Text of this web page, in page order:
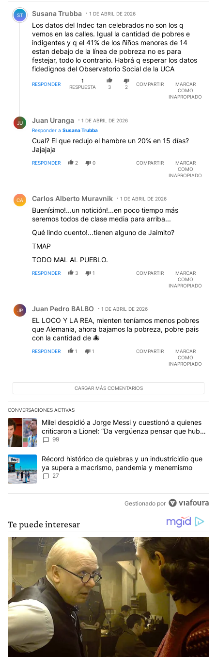
Comentario de Susana Trubba.
ST Susana Trubba 1 DE ABRIL DE 2026
Los datos del Indec tan celebrados no son los q
vemos en las calles. Igual la cantidad de pobres e
indigentes y q el 41% de los ñiños menores de 14
estan debajo de la línea de pobreza no es para
festejar, todo lo contrario. Habrá q esperar los datos
fidedignos del Observatorio Social de la UCA
RESPONDER
1
RESPUESTA
3 2
COMPARTIR
MARCAR
COMO
INAPROPIADO
JU Juan Uranga
1 DE ABRIL DE 2026
Responder a Susana Trubba
Cual? El que redujo el hambre un 20% en 15 días?
Jajajaja
RESPONDER 2 0 COMPARTIR
MARCAR
COMO
INAPROPIADO
CA Carlos Alberto Muravnik 1 DE ABRIL DE 2026
Buenísimo!...un notición!...en poco tiempo más
seremos todos de clase media para arriba...
Qué lindo cuento!...tienen alguno de Jaimito?
TMAP
TODO MAL AL PUEBLO.
RESPONDER 3 1 COMPARTIR
MARCAR
COMO
INAPROPIADO
JP Juan Pedro BALBO 1 DE ABRIL DE 2026
EL LOCO Y LA REA, mienten teníamos menos pobres
que Alemania, ahora bajamos la pobreza, pobre pais
con la cantidad de 🐙
RESPONDER 1 1 COMPARTIR
MARCAR
COMO
INAPROPIADO
CARGAR MÁS COMENTARIOS
CONVERSACIONES ACTIVAS
Este listado muestra los artículos con más comentarios en los
Un artículo de tendencia con el título "Milei despidió a Jorge
Milei despidió a Jorge Messi y cuestionó a quienes
criticaron a Lionel: “Da vergüenza pensar que hubo
anti-Messi”
99
Un artículo de tendencia con el título "Récord histórico de
Récord histórico de quiebras y un industricidio que
ya supera a macrismo, pandemia y menemismo
27
Gestionado por